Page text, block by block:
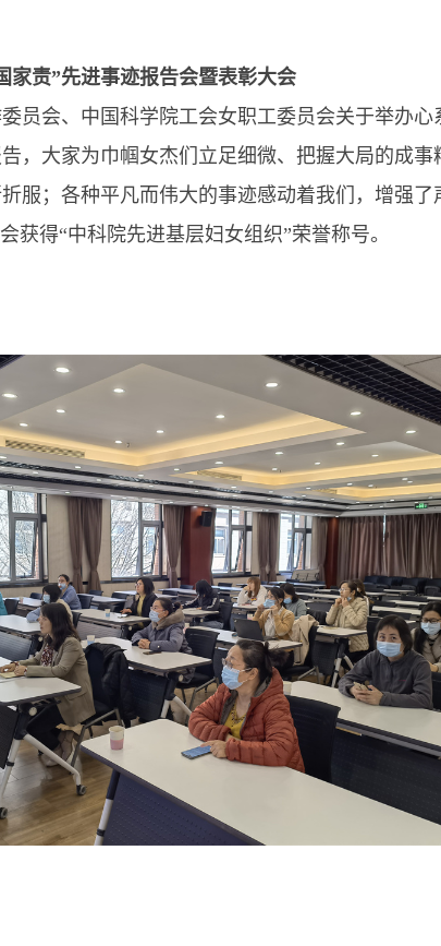
家责”先进事迹报告会暨表彰大会
会、中国科学院工会女职工委员会关于举办心
，大家为巾帼女杰们立足细微、把握大局的成事
服；各种平凡而伟大的事迹感动着我们，增强
获得“中科院先进基层妇女组织”荣誉称号。